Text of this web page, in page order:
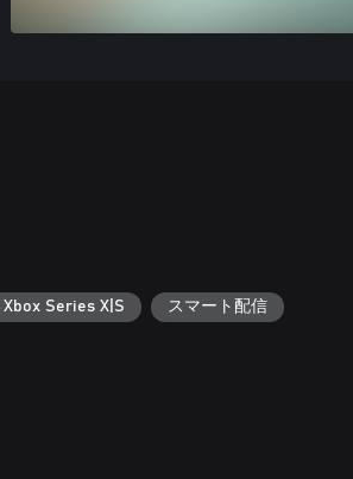
Series X|S スマート配信